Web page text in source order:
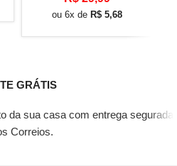
ou 6x de R$5,68
GRÁTIS
da sua casa com entrega segurada
Correios.